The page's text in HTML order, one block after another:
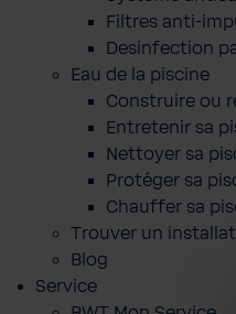
Filtres anti-
Desinfection
Eau de la piscine
Construire ou
Entretenir sa
Nettoyer sa
Protéger sa
Chauffer sa
Trouver un
Blog
Service